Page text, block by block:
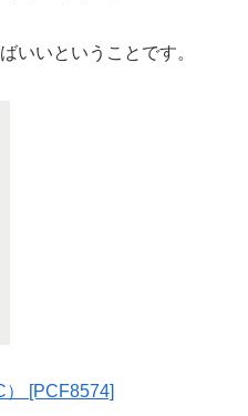
いいということです。
） [PCF8574]